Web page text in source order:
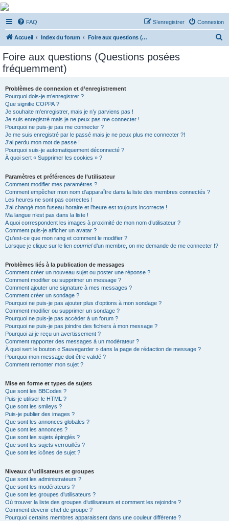
De Musicae Militari -
Forums
Forums de discussions
FAQ Connexion
S’enregistrer
Accueil Index du forum Foire aux questions (Questions posées fréquemment)
Foire aux questions (Questions posées
fréquemment)
Problèmes de connexion et d’enregistrement
Pourquoi dois-je m’enregistrer ?
Que signifie COPPA ?
Je souhaite m’enregistrer, mais je n’y parviens pas !
Je suis enregistré mais je ne peux pas me connecter !
Pourquoi ne puis-je pas me connecter ?
Je me suis enregistré par le passé mais je ne peux plus me connecter ?!
J’ai perdu mon mot de passe !
Pourquoi suis-je automatiquement déconnecté ?
À quoi sert « Supprimer les cookies » ?
Paramètres et préférences de l’utilisateur
Comment modifier mes paramètres ?
Comment empêcher mon nom d’apparaître dans la liste des membres connectés ?
Les heures ne sont pas correctes !
J’ai changé mon fuseau horaire et l’heure est toujours incorrecte !
Ma langue n’est pas dans la liste !
A quoi correspondent les images à proximité de mon nom d’utilisateur ?
Comment puis-je afficher un avatar ?
Qu’est-ce que mon rang et comment le modifier ?
Lorsque je clique sur le lien courrield’un membre, on me demande de me connecter !?
Problèmes liés à la publication de messages
Comment créer un nouveau sujet ou poster une réponse ?
Comment modifier ou supprimer un message ?
Comment ajouter une signature à mes messages ?
Comment créer un sondage ?
Pourquoi ne puis-je pas ajouter plus d’options à mon sondage ?
Comment modifier ou supprimer un sondage ?
Pourquoi ne puis-je pas accéder à un forum ?
Pourquoi ne puis-je pas joindre des fichiers à mon message ?
Pourquoi ai-je reçu un avertissement ?
Comment rapporter des messages à un modérateur ?
À quoi sert le bouton « Sauvegarder » dans la page de rédaction de message ?
Pourquoi mon message doit être validé ?
Comment remonter mon sujet ?
Mise en forme et types de sujets
Que sont les BBCodes ?
Puis-je utiliser le HTML ?
Que sont les smileys ?
Puis-je publier des images ?
Que sont les annonces globales ?
Que sont les annonces ?
Que sont les sujets épinglés ?
Que sont les sujets verrouillés ?
Que sont les icônes de sujet ?
Niveaux d’utilisateurs et groupes
Que sont les administrateurs ?
Que sont les modérateurs ?
Que sont les groupes d’utilisateurs ?
Où trouver la liste des groupes d’utilisateurs et comment les rejoindre ?
Comment devenir chef de groupe ?
Pourquoi certains membres apparaissent dans une couleur différente ?